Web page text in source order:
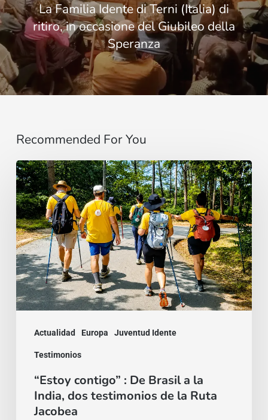
La Familia Idente di Terni (Italia) di
ritiro, in occasione del Giubileo della
Speranza
Recommended For You
Actualidad Europa Juventud Idente
Testimonios
“Estoy
contigo”
:
De
Brasil
a
la
India,
Ruta
“Estoy contigo” : De Brasil a la
India, dos testimonios de la Ruta
Jacobea